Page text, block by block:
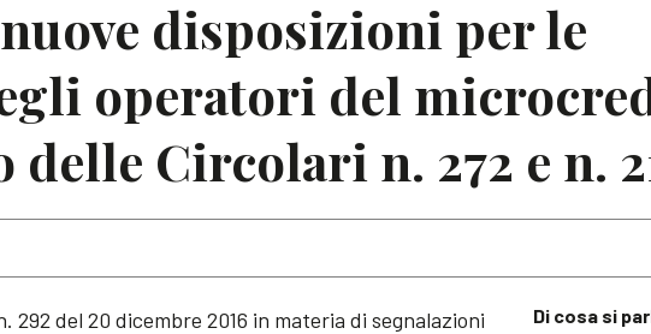
disposizioni per le
operatori del
Circolari n. 272 e n.
292 del 20 dicembre 2016 in materia di segnalazioni
Di cosa si